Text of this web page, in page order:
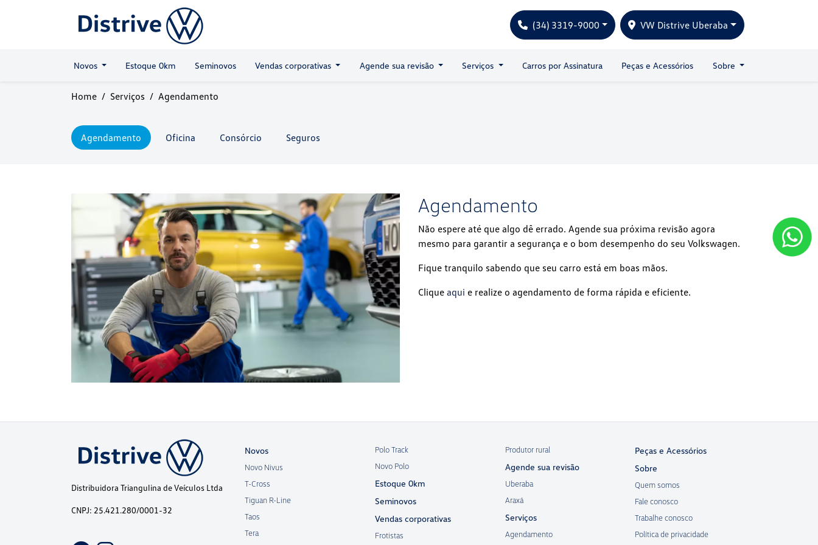
(34) 3319-9000 VW Distrive Uberaba
Novos Estoque 0km Seminovos Vendas corporativas Agende sua revisão Serviços Carros por Assinatura Peças e Acessórios Sobre
Home Serviços Agendamento
Agendamento Oficina Consórcio Seguros
Agendamento
Não espere até que algo dê errado. Agende sua próxima revisão agora
mesmo para garantir a segurança e o bom desempenho do seu Volkswagen.
Fique tranquilo sabendo que seu carro está em boas mãos.
Clique aqui e realize o agendamento de forma rápida e eficiente.
Distribuidora Triangulina de Veículos Ltda
CNPJ: 25.421.280/0001-32
Novos
Novo Nivus
T-Cross
Tiguan R-Line
Taos
Tera
Polo Track
Novo Polo
Estoque 0km
Seminovos
Vendas corporativas
Frotistas
Produtor rural
Agende sua revisão
Uberaba
Araxá
Serviços
Agendamento
Peças e Acessórios
Sobre
Quem somos
Fale conosco
Trabalhe conosco
Política de privacidade